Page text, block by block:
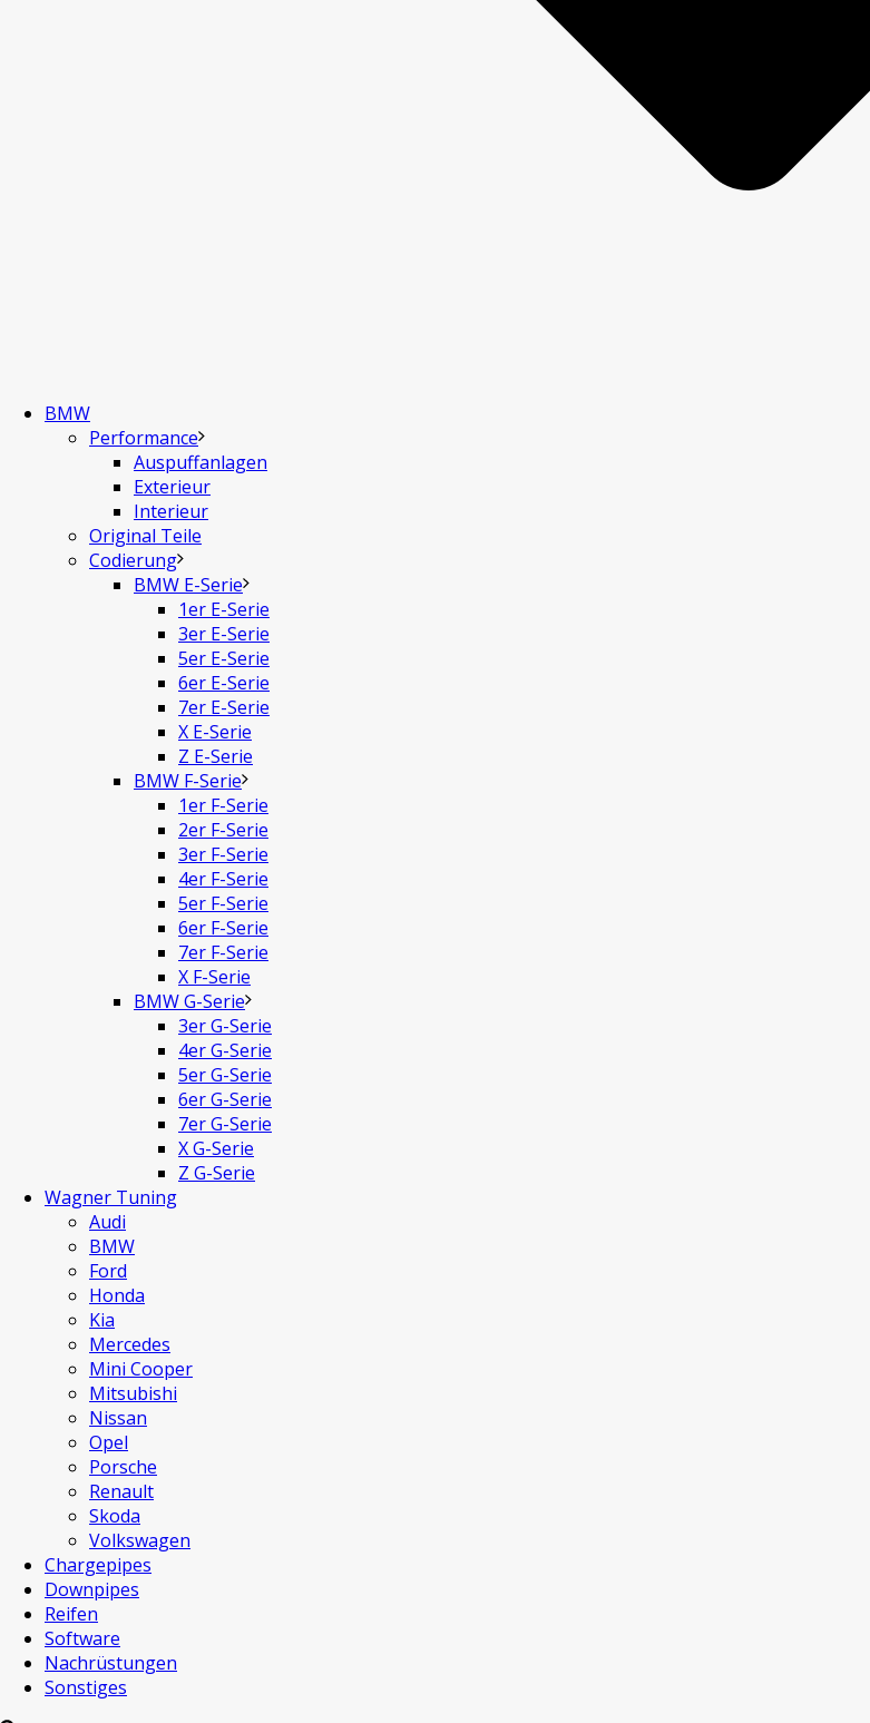
BMW
Performance
Auspuffanlagen
Exterieur
Interieur
Original Teile
Codierung
BMW E-Serie
1er E-Serie
3er E-Serie
5er E-Serie
6er E-Serie
7er E-Serie
X E-Serie
Z E-Serie
BMW F-Serie
1er F-Serie
2er F-Serie
3er F-Serie
4er F-Serie
5er F-Serie
6er F-Serie
7er F-Serie
X F-Serie
BMW G-Serie
3er G-Serie
4er G-Serie
5er G-Serie
6er G-Serie
7er G-Serie
X G-Serie
Z G-Serie
Wagner Tuning
Audi
BMW
Ford
Honda
Kia
Mercedes
Mini Cooper
Mitsubishi
Nissan
Opel
Porsche
Renault
Skoda
Volkswagen
Chargepipes
Downpipes
Reifen
Software
Nachrüstungen
Sonstiges